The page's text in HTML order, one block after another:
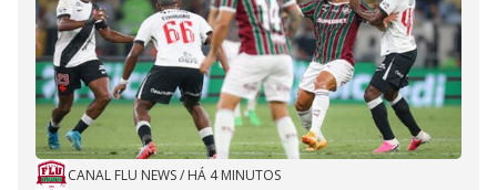
CANAL FLU NEWS/ HÁ 4 MINUTOS